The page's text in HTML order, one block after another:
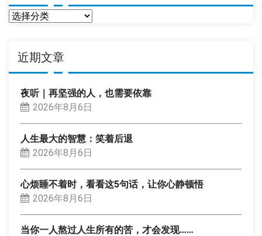
分
近期文章
夜听｜再坚强的人，也需要依靠
2026年8月6日
人生最大的智慧：笑着后退
2026年8月6日
心烦睡不着时，看看这5句话，让你心静顿悟
2026年8月6日
当你一人熬过人生所有的苦，才会发现……